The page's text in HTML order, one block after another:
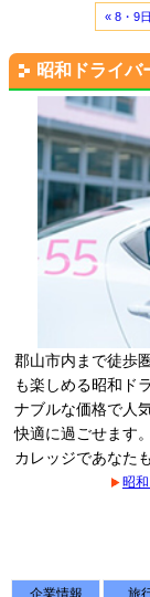
« 8・9
昭和ドライバ
郡山市内まで徒歩
も楽しめる昭和ド
ナブルな価格で人
快適に過ごせます
カレッジであなた
昭
企業情報 旅